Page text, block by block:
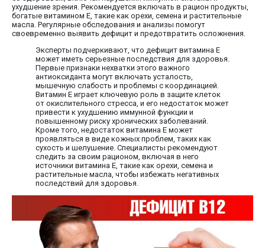
ухудшение зрения. Рекомендуется включать в рацион продукты,
богатые витамином E, такие как орехи, семена и растительные
масла. Регулярные обследования и анализы помогут
своевременно выявить дефицит и предотвратить осложнения.
Эксперты подчеркивают, что дефицит витамина Е
может иметь серьезные последствия для здоровья.
Первые признаки нехватки этого важного
антиоксиданта могут включать усталость,
мышечную слабость и проблемы с координацией.
Витамин Е играет ключевую роль в защите клеток
от окислительного стресса, и его недостаток может
привести к ухудшению иммунной функции и
повышенному риску хронических заболеваний.
Кроме того, недостаток витамина Е может
проявляться в виде кожных проблем, таких как
сухость и шелушение. Специалисты рекомендуют
следить за своим рационом, включая в него
источники витамина Е, такие как орехи, семена и
растительные масла, чтобы избежать негативных
последствий для здоровья.